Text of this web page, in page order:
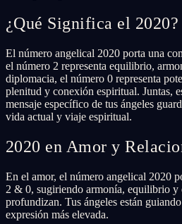
¿Qué Significa el 2020?
El número angelical 2020 porta una
el número 2 representa equilibrio,
diplomacia, el número 0 representa
plenitud y conexión espiritual. Juntas,
mensaje específico de tus ángeles
vida actual y viaje espiritual.
2020 en Amor y
En el amor, el número angelical 2020
2 & 0, sugiriendo armonía, equilibrio y
profundizan. Tus ángeles están
expresión más elevada.